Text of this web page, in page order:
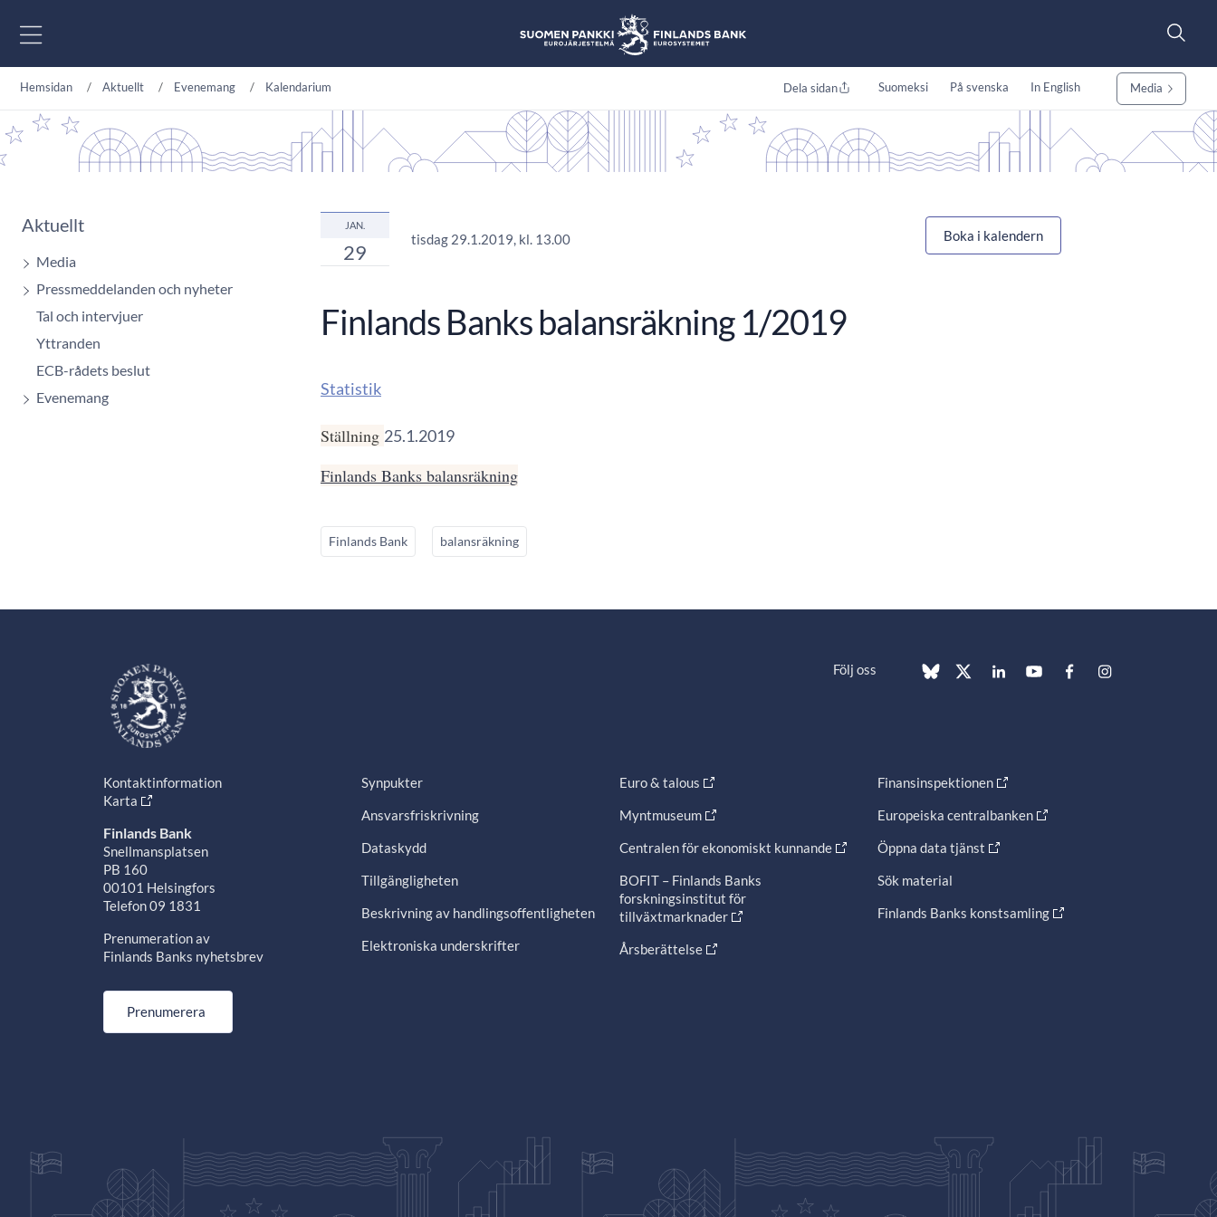
Hemsidan Aktuellt Evenemang Kalendarium Dela sidan Suomeksi På svenska In English Media
Aktuellt
Media
Pressmeddelanden och nyheter
Tal och intervjuer
Yttranden
ECB-rådets beslut
Evenemang
JAN.
29
tisdag 29.1.2019, kl. 13.00 Boka i kalendern
Finlands Banks balansräkning 1/2019
Statistik
Ställning 25.1.2019
Finlands Banks balansräkning
Finlands Bank balansräkning
Följ oss
Kontaktinformation
Karta
Finlands Bank
Snellmansplatsen
PB 160
00101 Helsingfors
Telefon 09 1831
Prenumeration av
Finlands Banks nyhetsbrev
Prenumerera
Synpukter
Ansvarsfriskrivning
Dataskydd
Tillgängligheten
Beskrivning av handlingsoffentligheten
Elektroniska underskrifter
Euro & talous
Myntmuseum
Centralen för ekonomiskt kunnande
BOFIT – Finlands Banks
forskningsinstitut för
tillväxtmarknader
Årsberättelse
Finansinspektionen
Europeiska centralbanken
Öppna data tjänst
Sök material
Finlands Banks konstsamling